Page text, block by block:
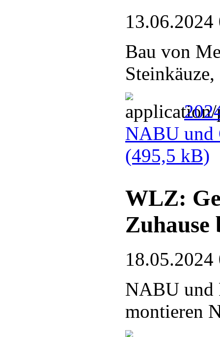
13.06.2024
Bau von
NABU und
(495,5 kB)
WLZ:
Zuhause
18.05.2024
NABU und
montieren